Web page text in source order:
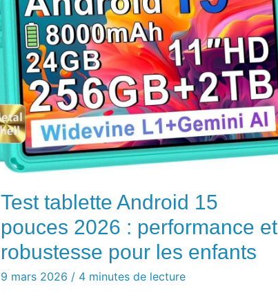
Test tablette Android 15
pouces 2026 : performance et
robustesse pour les enfants
9 mars 2026 / 4 minutes de lecture